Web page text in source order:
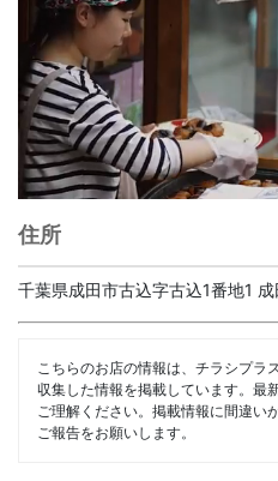
住所
千葉県成田市古込字古込1番地1
こちらのお店の情報は、チラシプラ
収集した情報を掲載しています。最
ご理解ください。掲載情報に間違い
ご報告をお願いします。